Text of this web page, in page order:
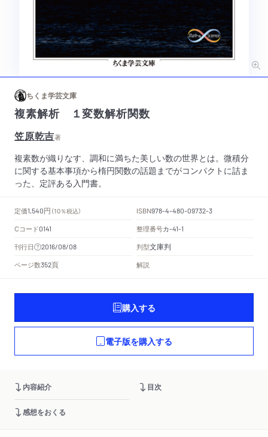
ちくま学芸文庫
複素解析 １変数解析関数
笠原乾吉著
複素数が織りなす、調和に満ちた美しい数の世界とは。微積分
に関する基本事項から楕円関数の話題までがコンパクトに詰ま
った、定評ある入門書。
定価1,540円 （10％税込） ISBN978-4-480-09732-3
Cコード0141 整理番号カ-41-1
刊行日 2016/08/08 判型文庫判
ページ数352頁 解説
購入する
電子版を購入する
内容紹介 目次
感想をおくる